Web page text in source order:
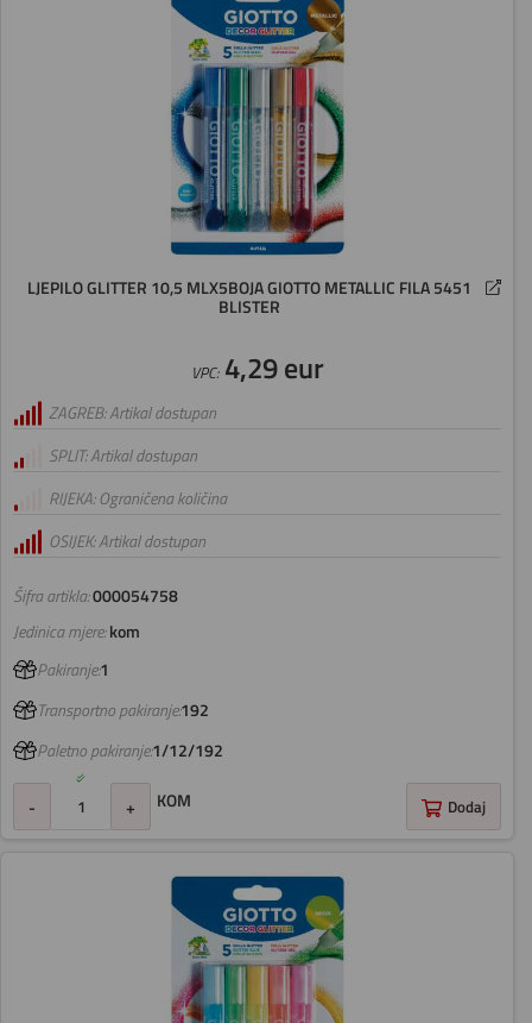
LJEPILO GLITTER 10,5 MLX5BOJA GIOTTO METALLIC FILA 5451
BLISTER
Šifra artikla:000054758
VPC:4,29 eur
ZAGREB: Artikal dostupan
SPLIT: Artikal dostupan
RIJEKA: Ograničena količina
OSIJEK: Artikal dostupan
Jedinica mjere:kom
Pakiranje:1
Transportno pakiranje:192
Paletno pakiranje:1/12/192
- + KOM Dodaj